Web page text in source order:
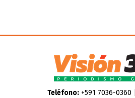
Teléfono:+591 7036-0360 |